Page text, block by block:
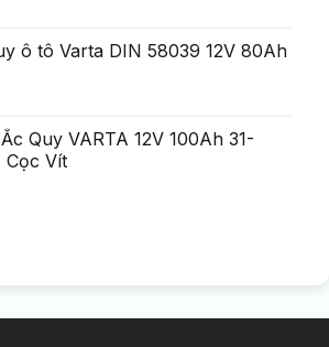
ô tô Varta DIN 58039 12V 80Ah
Quy VARTA 12V 100Ah 31-
Cọc Vít